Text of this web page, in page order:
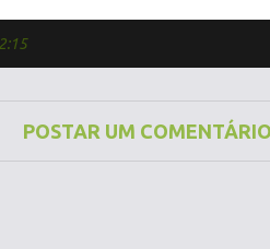
POSTAR UM